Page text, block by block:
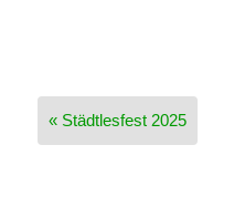
« Städtlesfest 2025